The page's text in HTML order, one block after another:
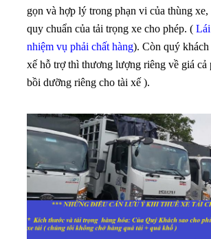
gọn và hợp lý trong phạn vi của thùng
quy chuẩn của tải trọng xe cho phép. (
nhiệm vụ phải chất hàng). Còn quý
xế hỗ trợ thì thương lượng riêng về giá cả
bồi dưỡng riêng cho tài xế ).